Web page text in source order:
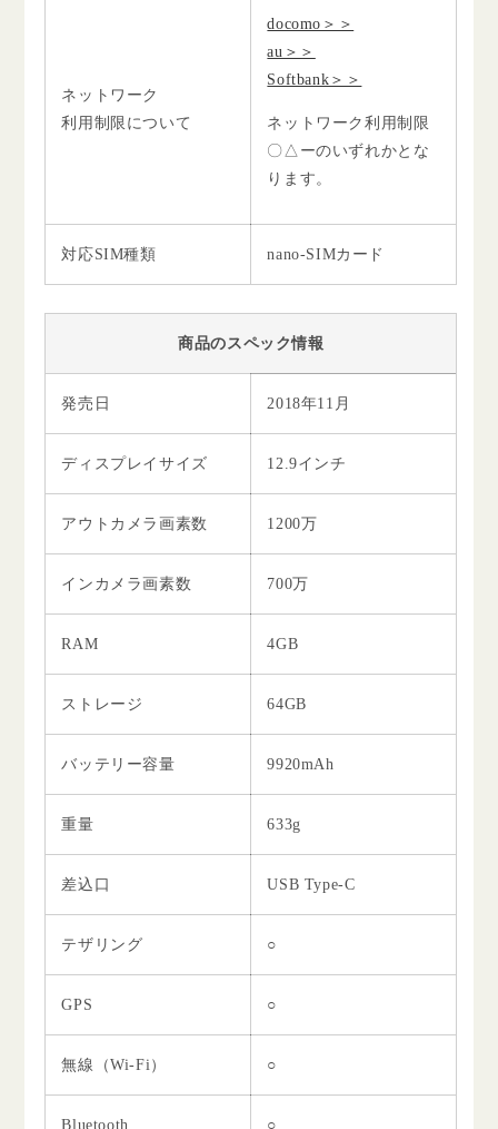
ネットワーク
利用制限について
docomo＞＞
au＞＞
Softbank＞＞
ネットワーク利用制限
〇△ーのいずれかとな
ります。
対応SIM種類 nano-SIMカード
商品のスペック情報
発売日 2018年11月
ディスプレイサイズ 12.9インチ
アウトカメラ画素数 1200万
インカメラ画素数 700万
RAM 4GB
ストレージ 64GB
バッテリー容量 9920mAh
重量 633g
差込口 USB Type-C
テザリング ○
GPS ○
無線（Wi-Fi） ○
Bluetooth ○